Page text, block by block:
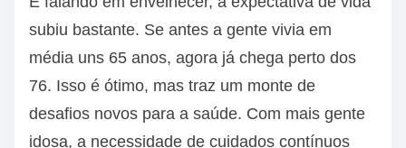
subiu bastante. Se antes a gente vivia em
média uns 65 anos, agora já chega perto dos
76. Isso é ótimo, mas traz um monte de
desafios novos para a saúde. Com mais gente
idosa, a necessidade de cuidados contínuos